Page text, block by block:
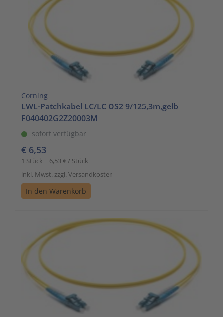
Corning
LWL-Patchkabel LC/LC OS2 9/125,3m,gelb
F040402G2Z20003M
sofort verfügbar
€ 6,53
1 Stück | 6,53 € / Stück
inkl. Mwst. zzgl. Versandkosten
In den Warenkorb